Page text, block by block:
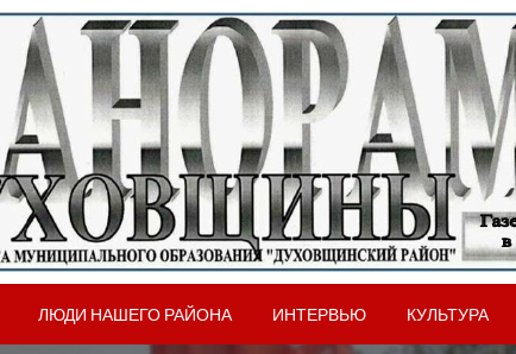
Духовщины
района Смоленской области
ЛЮДИ НАШЕГО РАЙОНА ИНТЕРВЬЮ КУЛЬТУРА